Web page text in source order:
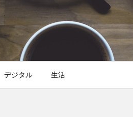
デジタル 生活